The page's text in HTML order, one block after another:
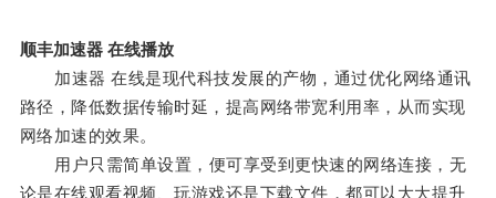
顺丰加速器 在线播放
加速器 在线是现代科技发展的产物，通过优化网络通讯
路径，降低数据传输时延，提高网络带宽利用率，从而实现
网络加速的效果。
用户只需简单设置，便可享受到更快速的网络连接，无
论是在线观看视频、玩游戏还是下载文件，都可以大大提升